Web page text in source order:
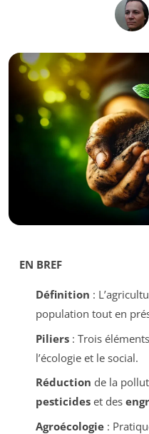
EN BREF
Définition :
population tout en
Piliers: Trois
l’écologie et le social.
Réduction de la
pesticideset des
Agroécologie: